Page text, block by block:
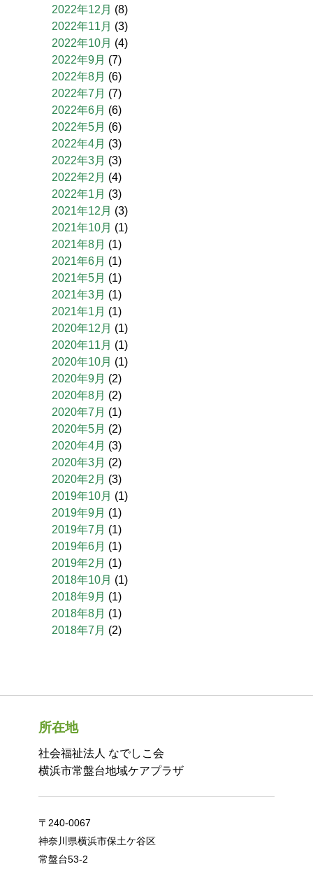
2022年12月 (8)
2022年11月 (3)
2022年10月 (4)
2022年9月 (7)
2022年8月 (6)
2022年7月 (7)
2022年6月 (6)
2022年5月 (6)
2022年4月 (3)
2022年3月 (3)
2022年2月 (4)
2022年1月 (3)
2021年12月 (3)
2021年10月 (1)
2021年8月 (1)
2021年6月 (1)
2021年5月 (1)
2021年3月 (1)
2021年1月 (1)
2020年12月 (1)
2020年11月 (1)
2020年10月 (1)
2020年9月 (2)
2020年8月 (2)
2020年7月 (1)
2020年5月 (2)
2020年4月 (3)
2020年3月 (2)
2020年2月 (3)
2019年10月 (1)
2019年9月 (1)
2019年7月 (1)
2019年6月 (1)
2019年2月 (1)
2018年10月 (1)
2018年9月 (1)
2018年8月 (1)
2018年7月 (2)
所在地
社会福祉法人 なでしこ会
横浜市常盤台地域ケアプラザ
〒240-0067
神奈川県横浜市保土ケ谷区
常盤台53-2